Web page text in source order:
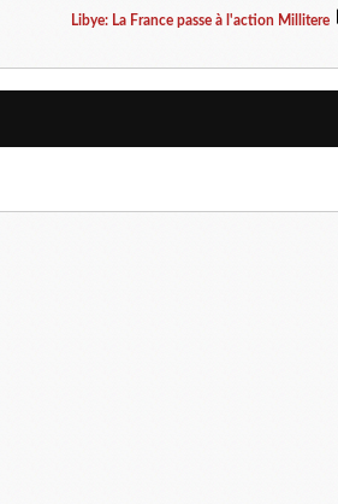
Libye: La France passe à l'action Millitere